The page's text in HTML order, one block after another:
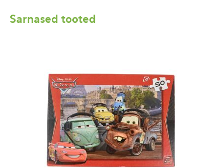
Sarnased tooted